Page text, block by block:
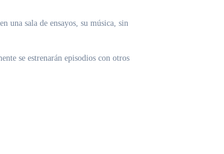
una sala de ensayos, su música, sin
se estrenarán episodios con otros